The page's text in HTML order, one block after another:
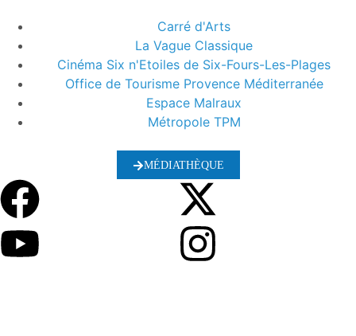
Carré d'Arts
La Vague Classique
Cinéma Six n'Etoiles de Six-Fours-Les-Plages
Office de Tourisme Provence Méditerranée
Espace Malraux
Métropole TPM
MÉDIATHÈQUE